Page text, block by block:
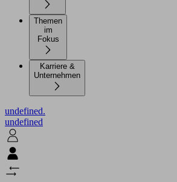
Themen
im
Karriere &
Unternehmen
undefined.
undefined